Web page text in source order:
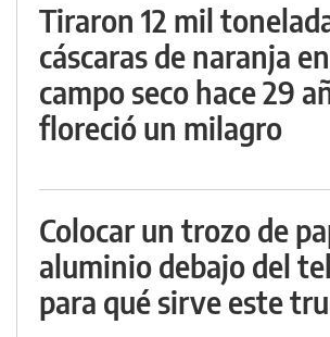
Tiraron 12 mil
cáscaras de naranja
campo seco hace 29
floreció un milagro
Colocar un trozo de
aluminio debajo del
para qué sirve este